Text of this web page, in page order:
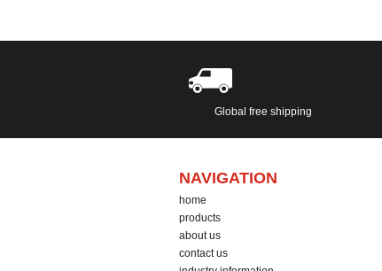
Global free shipping
NAVIGATION
home
products
about us
contact us